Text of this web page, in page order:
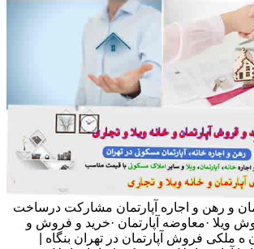
و رهن و اجاره آپارتمان مشارکت درساخت
ویلا ·معاوضه آپارتمان ·خرید و فروش و
ه ملکی فروش آپارتمان در تهران بنگاه |